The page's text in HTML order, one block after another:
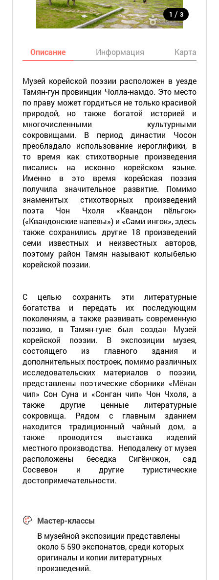
1 / 3
Описание Информация Карта
Музей корейской поэзии расположен в уезде
Тамян-гун провинции Чолла-намдо. Это место
по праву может гордиться не только красивой
природой, но также богатой историей и
многочисленными культурными
сокровищами. В период династии Чосон
преобладало использование иероглифики, в
то время как стихотворные произведения
писались на исконно корейском языке.
Именно в это время корейская поэзия
получила значительное развитие. Помимо
знаменитых стихотворных произведений
поэта Чон Чхоля «Квандон пёльгок»
(«Квандонские напевы») и «Сами ингок», здесь
также сохранились другие 18 произведений
семи известных и неизвестных авторов,
поэтому район Тамян называют колыбелью
корейской поэзии.
С целью сохранить эти литературные
богатства и передать их последующим
поколениям, а также развивать современную
поэзию, в Тамян-гуне был создан Музей
корейской поэзии. В экспозиции музея,
состоящего из главного здания и
дополнительных построек, помимо различных
исследовательских материалов о поэзии,
представлены поэтические сборники «Мёнан
чип» Сон Суна и «Сонган чип» Чон Чхоля, а
также другие ценные литературные
сокровища. Рядом с главным зданием
находится традиционный чайный дом, а
также проводится выставка изделий
местного производства. Неподалеку от музея
расположены беседка Сигёнчжон, сад
Сосвевон и другие туристические
достопримечательности.
Мастер-классы
В музейной экспозиции представлены
около 5 590 экспонатов, среди которых
оригиналы и копии литературных
произведений.